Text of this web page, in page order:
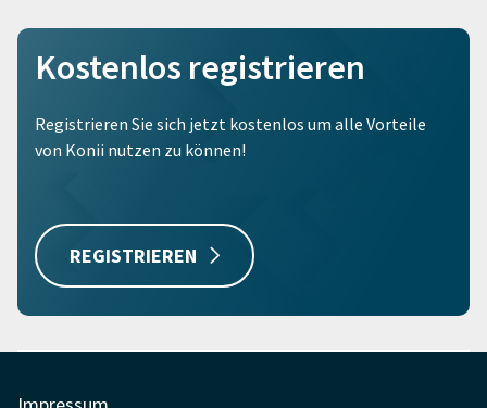
Kostenlos registrieren
Registrieren Sie sich jetzt kostenlos um alle Vorteile
von Konii nutzen zu können!
REGISTRIEREN